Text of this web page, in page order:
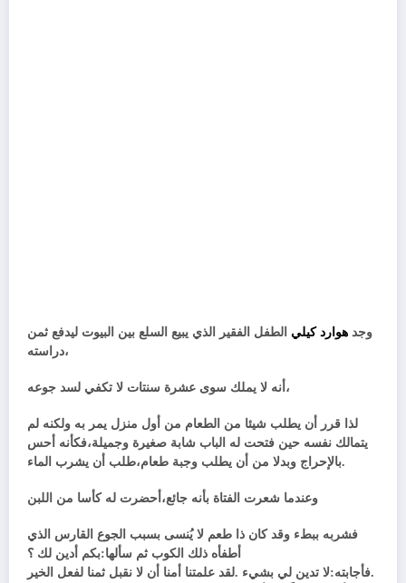
وجد هوارد كيلي الطفل الفقير الذي يبيع السلع بين البيوت ليدفع ثمن
دراسته،
أنه لا يملك سوى عشرة سنتات لا تكفي لسد جوعه،
لذا قرر أن يطلب شيئا من الطعام من أول منزل يمر به ولكنه لم
يتمالك نفسه حين فتحت له الباب شابة صغيرة وجميلة،فكأنه أحس
بالإحراج وبدلا من أن يطلب وجبة طعام،طلب أن يشرب الماء.
وعندما شعرت الفتاة بأنه جائع،أحضرت له كأسا من اللبن
فشربه ببطء وقد كان ذا طعم لا يُنسى بسبب الجوع القارس الذي
أطفأه ذلك الكوب ثم سألها:بكم أدين لك ؟
فأجابته:لا تدين لي بشيء .لقد علمتنا أمنا أن لا نقبل ثمنا لفعل الخير.